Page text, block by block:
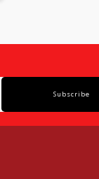
Subscribe